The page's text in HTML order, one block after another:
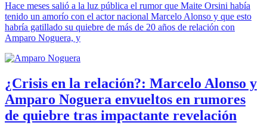
Hace meses salió a la luz pública el rumor que Maite Orsini había
tenido un amorío con el actor nacional Marcelo Alonso y que esto
habría gatillado su quiebre de más de 20 años de relación con
Amparo Noguera, y
¿Crisis en la relación?: Marcelo Alonso y
Amparo Noguera envueltos en rumores
de quiebre tras impactante revelación